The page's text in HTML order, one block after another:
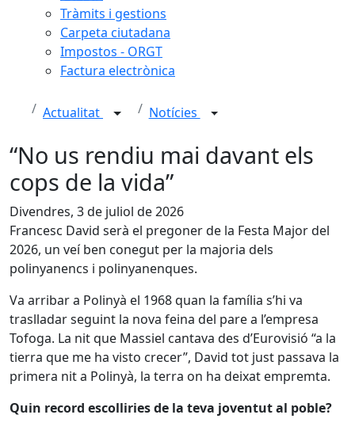
Tràmits i gestions
Carpeta ciutadana
Impostos - ORGT
Factura electrònica
Actualitat Notícies
“No us rendiu mai davant els
cops de la vida”
Divendres, 3 de juliol de 2026
Francesc David serà el pregoner de la Festa Major del
2026, un veí ben conegut per la majoria dels
polinyanencs i polinyanenques.
Va arribar a Polinyà el 1968 quan la família s’hi va
traslladar seguint la nova feina del pare a l’empresa
Tofoga. La nit que Massiel cantava des d’Eurovisió “a la
tierra que me ha visto crecer”, David tot just passava la
primera nit a Polinyà, la terra on ha deixat empremta.
Quin record escolliries de la teva joventut al poble?